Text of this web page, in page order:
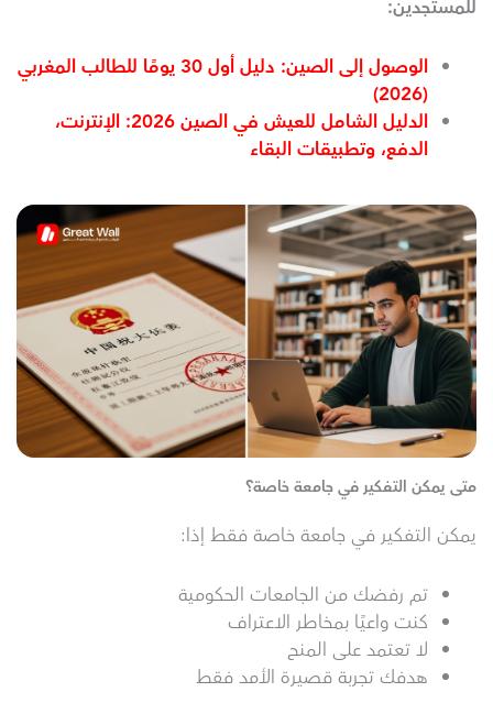
للمستجدين:
الوصول إلى الصين: دليل أول 30 يومًا للطالب المغربي
(2026)
الدليل الشامل للعيش في الصين 2026: الإنترنت،
الدفع، وتطبيقات البقاء
متى يمكن التفكير في جامعة خاصة؟
يمكن التفكير في جامعة خاصة فقط إذا:
تم رفضك من الجامعات الحكومية
كنت واعيًا بمخاطر الاعتراف
لا تعتمد على المنح
هدفك تجربة قصيرة الأمد فقط